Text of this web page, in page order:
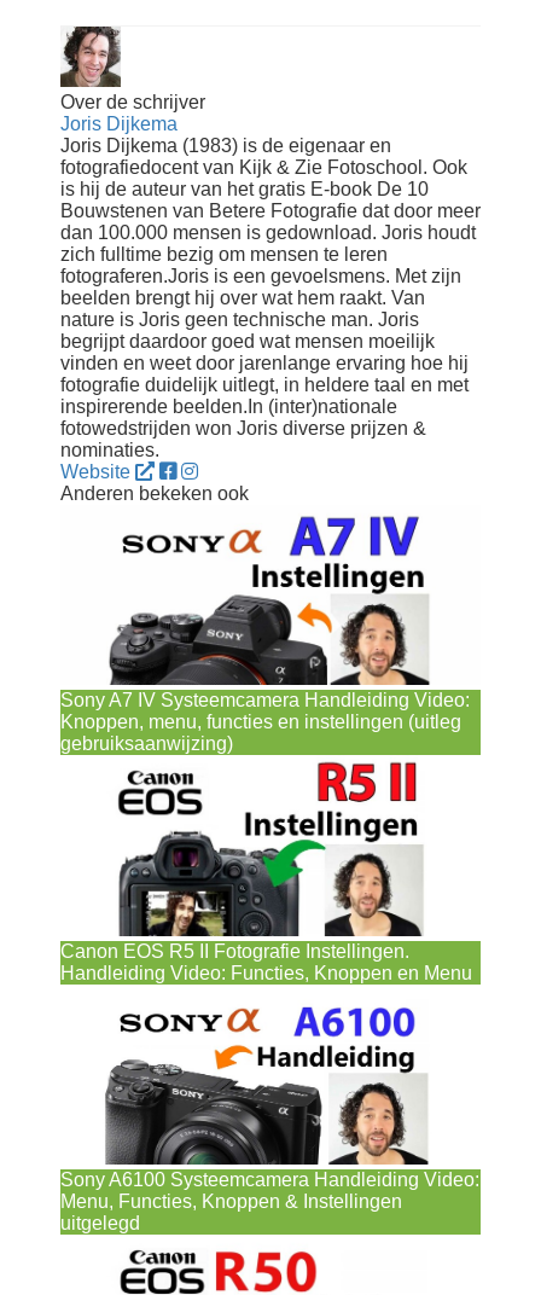
Over de schrijver
Joris Dijkema
Joris Dijkema (1983) is de eigenaar en
fotografiedocent van Kijk & Zie Fotoschool. Ook
is hij de auteur van het gratis E-book De 10
Bouwstenen van Betere Fotografie dat door meer
dan 100.000 mensen is gedownload. Joris houdt
zich fulltime bezig om mensen te leren
fotograferen.Joris is een gevoelsmens. Met zijn
beelden brengt hij over wat hem raakt. Van
nature is Joris geen technische man. Joris
begrijpt daardoor goed wat mensen moeilijk
vinden en weet door jarenlange ervaring hoe hij
fotografie duidelijk uitlegt, in heldere taal en met
inspirerende beelden.In (inter)nationale
fotowedstrijden won Joris diverse prijzen &
nominaties.
Website
Anderen bekeken ook
Sony A7 IV Systeemcamera Handleiding Video:
Knoppen, menu, functies en instellingen (uitleg
gebruiksaanwijzing)
Canon EOS R5 II Fotografie Instellingen.
Handleiding Video: Functies, Knoppen en Menu
Sony A6100 Systeemcamera Handleiding Video:
Menu, Functies, Knoppen & Instellingen
uitgelegd